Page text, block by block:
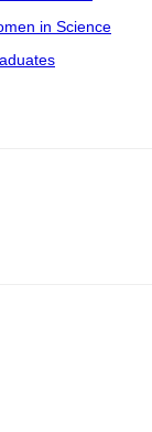
in Science